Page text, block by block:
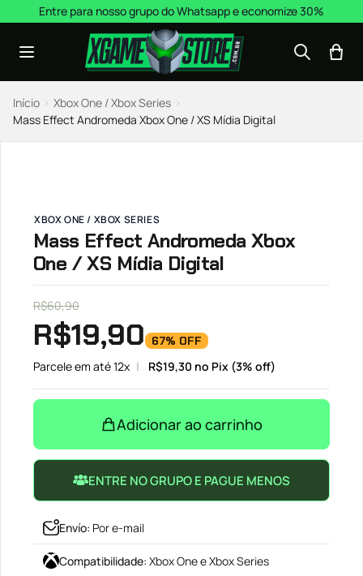
Pular para o conteúdo
Entre para nosso grupo do Whatsapp e economize 30%
Início › Xbox One / Xbox Series ›
Mass Effect Andromeda Xbox One / XS Mídia Digital
XBOX ONE / XBOX SERIES
Mass Effect Andromeda Xbox
One / XS Mídia Digital
R$60,90
R$19,90 67% OFF
Parcele em até 12x R$19,30 no Pix (3% off)
Adicionar ao carrinho
ENTRE NO GRUPO E PAGUE MENOS
Envío: Por e-mail
Compatibilidade: Xbox One e Xbox Series